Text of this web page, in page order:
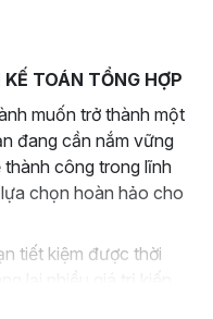
TOÁN TỔNG HỢP
muốn trở thành một
đang cần nắm vững
công trong lĩnh
chọn hoàn hảo cho
tiết kiệm được thời